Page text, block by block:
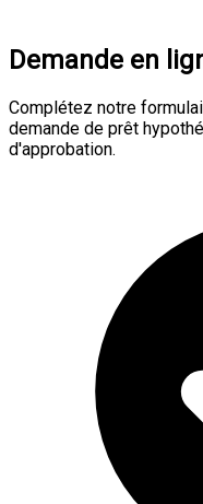
Demande en
Complétez notre
demande de prêt
d'approbation.